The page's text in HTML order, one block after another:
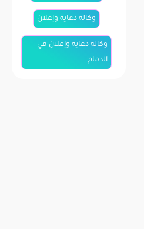
وكالة دعاية وإعلان
وكالة دعاية وإعلان في
الدمام